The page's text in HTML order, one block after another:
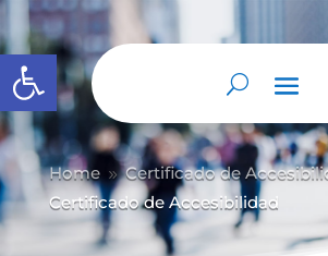
Abrir barra de herramientas
Home 9 Certificado de
Certificado de Accesibilidad